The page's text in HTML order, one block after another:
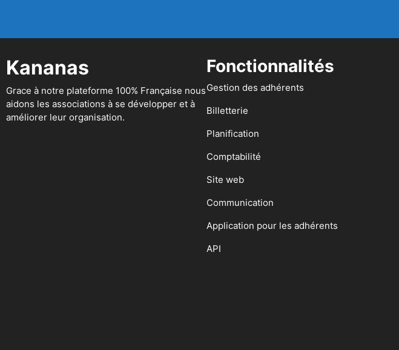
Kananas
Grace à notre plateforme 100% Française nous
aidons les associations à se développer et à
améliorer leur organisation.
Fonctionnalités
Gestion des adhérents
Billetterie
Planification
Comptabilité
Site web
Communication
Application pour les adhérents
API